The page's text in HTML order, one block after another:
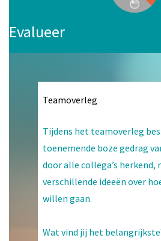
Evalueer
Teamoverleg
Tijdens het teamoverleg
toenemende boze gedrag
door alle collega’s herkend,
verschillende ideeën over
willen gaan.
Wat vind jij het